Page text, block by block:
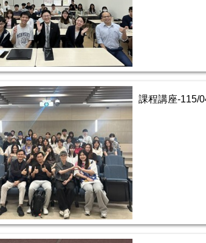
課程講座-115/